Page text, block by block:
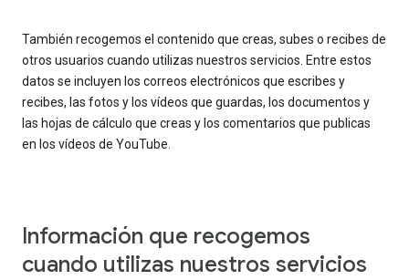
También recogemos el contenido que creas, subes o recibes de
otros usuarios cuando utilizas nuestros servicios. Entre estos
datos se incluyen los correos electrónicos que escribes y
recibes, las fotos y los vídeos que guardas, los documentos y
las hojas de cálculo que creas y los comentarios que publicas
en los vídeos de YouTube.
Información que recogemos
cuando utilizas nuestros servicios